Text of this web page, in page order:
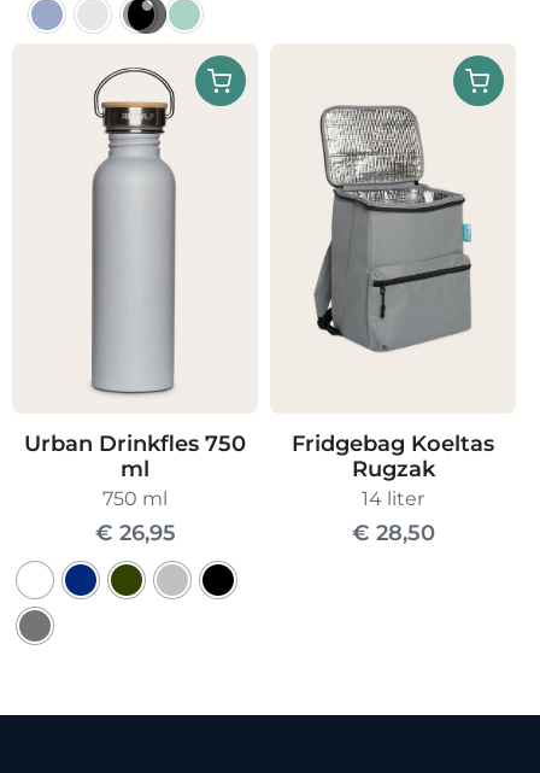
product
heeft
meerdere
variaties.
op
productpagina
Urban Drinkfles 750
ml
750 ml
€ 26,95
Fridgebag Koeltas
Rugzak
14 liter
€ 28,50